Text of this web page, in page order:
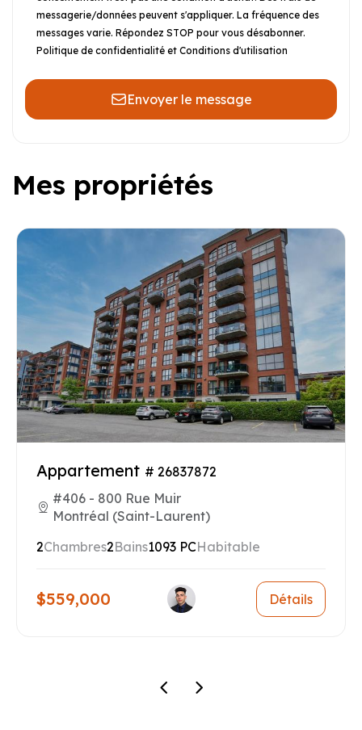
messagerie/données peuvent s'appliquer. La fréquence des
messages varie. Répondez STOP pour vous désabonner.
Politique de confidentialité et Conditions d'utilisation
Envoyer le message
Mes propriétés
Appartement # 26837872
#406 - 800 Rue Muir
Montréal (Saint-Laurent)
2Chambres2Bains1093 PCHabitable
$559,000 Détails